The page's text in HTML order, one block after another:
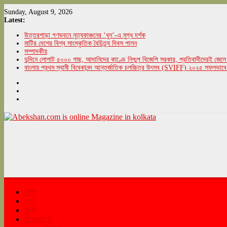
Skip
to
Sunday, August 9, 2026
Latest:
উত্তরপাড়া গণভবনে নৃত্যকাঞ্চনের ‘ধুন’-এ মুগ্ধ দর্শক
মাটির দেশের বিশ্ব সাংস্কৃতিক বৈচিত্র্য দিবস পালন
সম্পাদকীয়
দুদিনে লোপাট ৫০০০ গাছ, আদানিদের কাণ্ডে নিশ্চুপ বিজেপি সরকার, প্রতিবাদীদেরই
বাংলায় প্রথম স্বামী বিবেকানন্দ আন্তর্জাতিক চলচ্চিত্র উৎসব (SVIFF) ২০২৫
in
kolkata
abekshan.com
রাজ্য
দেশ
বিশ্ব
জীবনযাত্রা